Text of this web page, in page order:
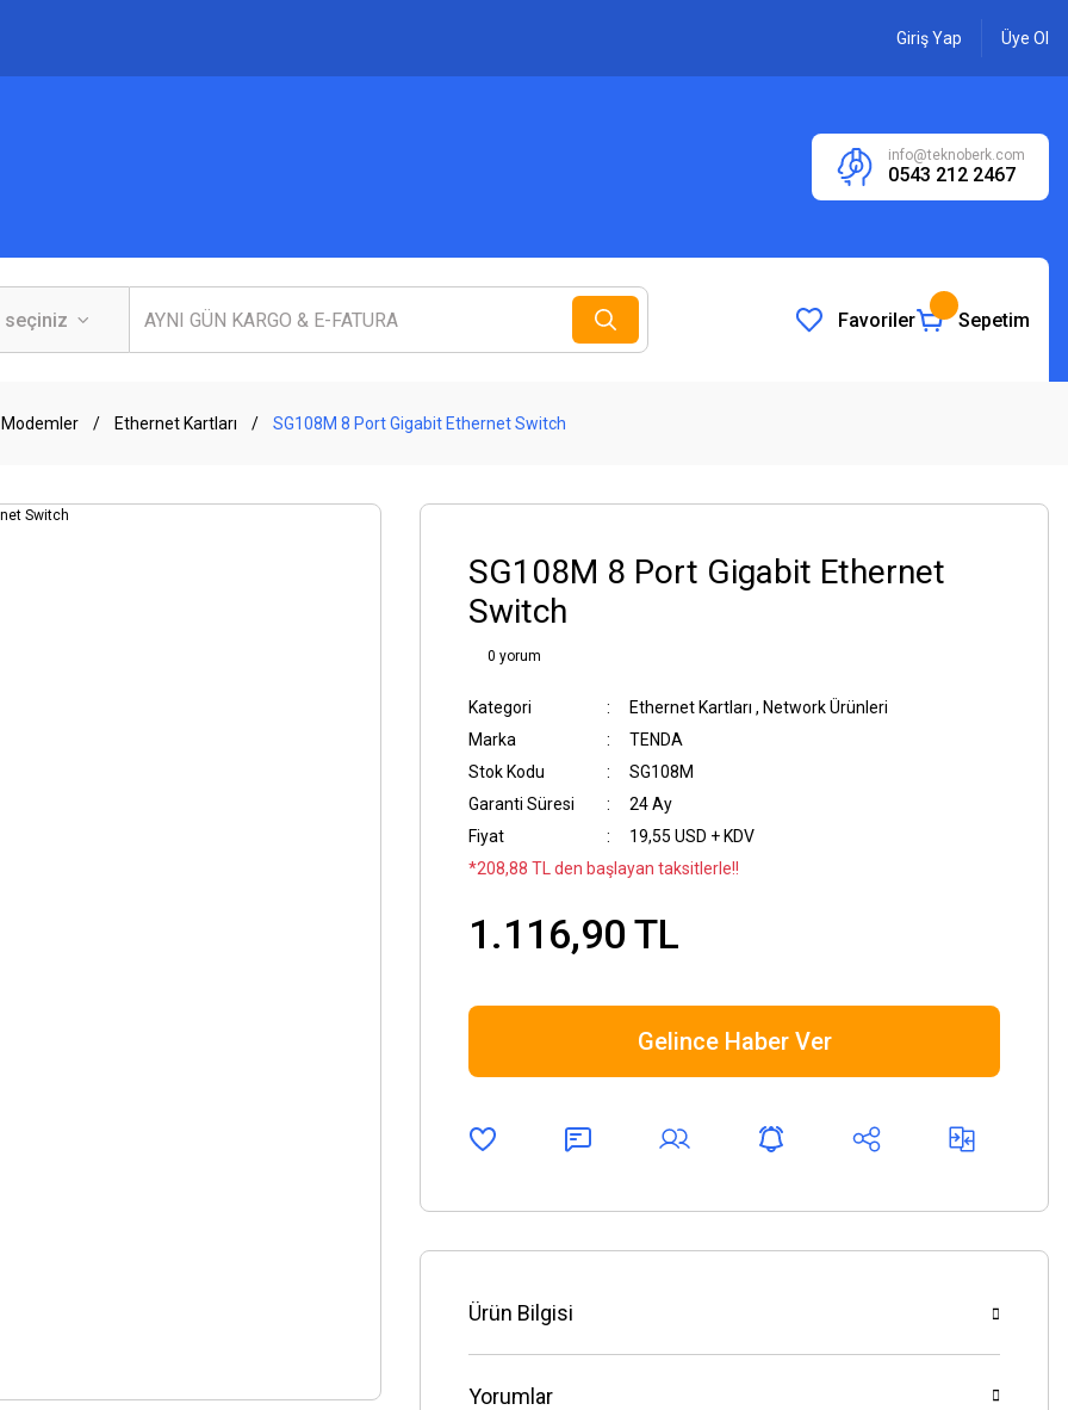
Giriş Yap Üye Ol
info@teknoberk.com
0543 212 2467
Favoriler Sepetim
Ethernet Kartları SG108M 8 Port Gigabit Ethernet Switch
SG108M 8 Port Gigabit Ethernet
Switch
0 yorum
Kategori Ethernet Kartları , Network Ürünleri
Marka
TENDA
Stok Kodu
SG108M
Garanti Süresi
24 Ay
Fiyat
19,55 USD + KDV
*208,88 TL den başlayan taksitlerle!!
1.116,90 TL
Gelince Haber Ver
Ürün Bilgisi
Yorumlar